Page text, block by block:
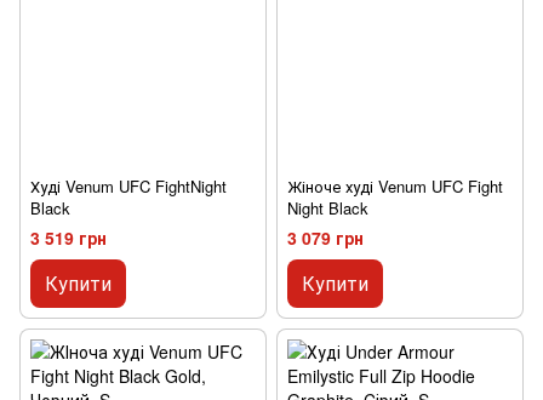
Худі Venum UFC FightNight
Black
3 519 грн
Купити
Жіноче худі Venum UFC Fight
Night Black
3 079 грн
Купити